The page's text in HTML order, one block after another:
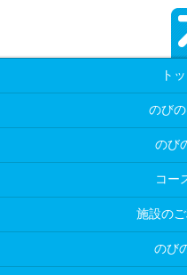
ト
のび
のび
コー
施設の
のび